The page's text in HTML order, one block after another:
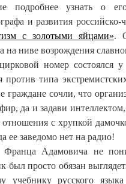
подробнее узнать о его
и развития
с золотыми яйцами».
на ниве возрождения
номер состоялся
против типа
граждане сочли, что
да и задави
отношения с хрупкой
ее заведомо нет на радио!
Адамовича не
был просто обязан
учебнику русского